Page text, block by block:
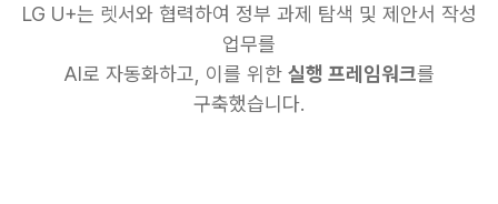
LG U+는 렛서와 협력하여 정부 과제 탐색 및 제안서 작성
업무를
AI로 자동화하고, 이를 위한 실행 프레임워크를
구축했습니다.